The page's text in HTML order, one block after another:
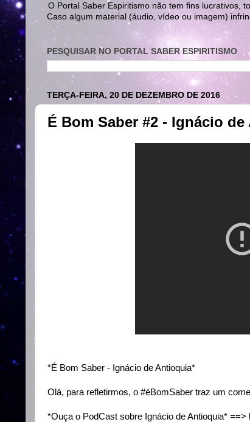
O Portal Saber Espiritismo não tem fins lucrativos,
Caso algum material (áudio, vídeo ou imagem)
PESQUISAR NO PORTAL SABER ESPIRITISMO
TERÇA-FEIRA, 20 DE DEZEMBRO DE 2016
É Bom Saber #2 - Ignácio
*É Bom Saber - Ignácio de Antioquia*
Olá, para refletirmos, o #éBomSaber traz um
*Ouça o PodCast sobre Ignácio de Antioquia* ==>